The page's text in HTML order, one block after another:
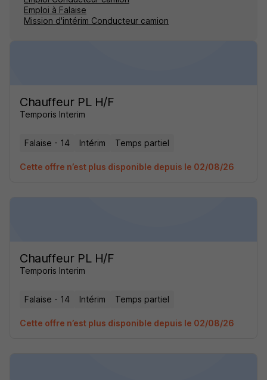
Emploi à Falaise
Mission d'intérim Conducteur camion
Chauffeur PL H/F
Temporis Interim
Falaise - 14 Intérim Temps partiel
Cette offre n’est plus disponible depuis le 02/08/26
Chauffeur PL H/F
Temporis Interim
Falaise - 14 Intérim Temps partiel
Cette offre n’est plus disponible depuis le 02/08/26